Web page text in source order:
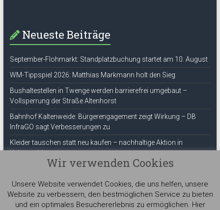
Neueste Beiträge
September-Flohmarkt: Standplatzbuchung startet am 10. August
WM-Tippspiel 2026: Matthias Markmann holt den Sieg
Bushaltestellen in Twenge werden barrierefrei umgebaut –
Vollsperrung der Straße Altenhorst
Bahnhof Kaltenweide: Bürgerengagement zeigt Wirkung – DB
InfraGO sagt Verbesserungen zu
Kleider tauschen statt neu kaufen – nachhaltige Aktion in
Kaltenweide
ThemeGrill
Wir verwenden Cookies
Unsere Website verwendet Cookies, die uns helfen, unsere
Website zu verbessern, den bestmöglichen Service zu bieten
und ein optimales Besuchererlebnis zu ermöglichen. Hier